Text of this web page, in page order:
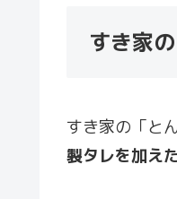
すき家
すき家の「と
製タレを加え